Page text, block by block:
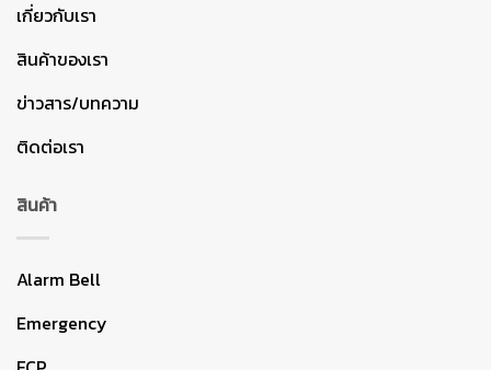
เกี่ยวกับเรา
สินค้าของเรา
ข่าวสาร/บทความ
ติดต่อเรา
สินค้า
Alarm Bell
Emergency